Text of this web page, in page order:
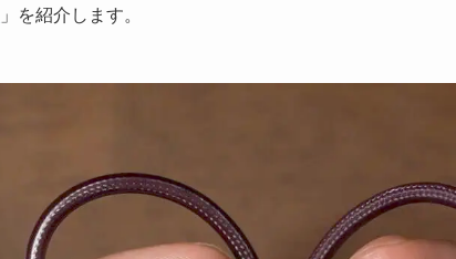
」を紹介します。